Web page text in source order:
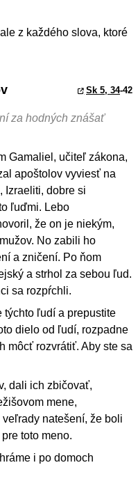
z každého slova, ktoré
Sk 5, 34-42
za hodných znášať
Gamaliel, učiteľ zákona,
apoštolov vyviesť na
Izraeliti, dobre si
ľuďmi. Lebo
že on je niekým,
No zabili ho
a zničení. Po ňom
a strhol za sebou ľud.
sa rozpŕchli.
týchto ľudí a prepustite
dielo od ľudí, rozpadne
môcť rozvrátiť. Aby ste sa
dali ich zbičovať,
mene,
natešení, že boli
toto meno.
i po domoch